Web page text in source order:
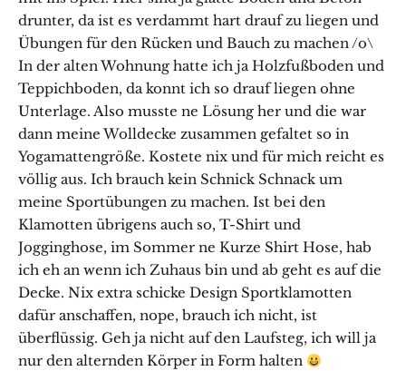
drunter, da ist es verdammt hart drauf zu liegen und
Übungen für den Rücken und Bauch zu machen /o\
In der alten Wohnung hatte ich ja Holzfußboden und
Teppichboden, da konnt ich so drauf liegen ohne
Unterlage. Also musste ne Lösung her und die war
dann meine Wolldecke zusammen gefaltet so in
Yogamattengröße. Kostete nix und für mich reicht es
völlig aus. Ich brauch kein Schnick Schnack um
meine Sportübungen zu machen. Ist bei den
Klamotten übrigens auch so, T-Shirt und
Jogginghose, im Sommer ne Kurze Shirt Hose, hab
ich eh an wenn ich Zuhaus bin und ab geht es auf die
Decke. Nix extra schicke Design Sportklamotten
dafür anschaffen, nope, brauch ich nicht, ist
überflüssig. Geh ja nicht auf den Laufsteg, ich will ja
nur den alternden Körper in Form halten